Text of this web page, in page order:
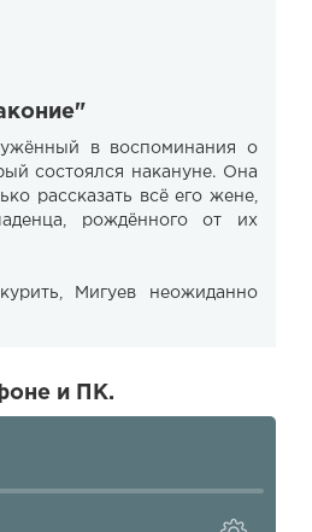
в воспоминания о
состоялся накануне. Она
рассказать всё его жене,
рождённого от их
Мигуев неожиданно
и ПК.